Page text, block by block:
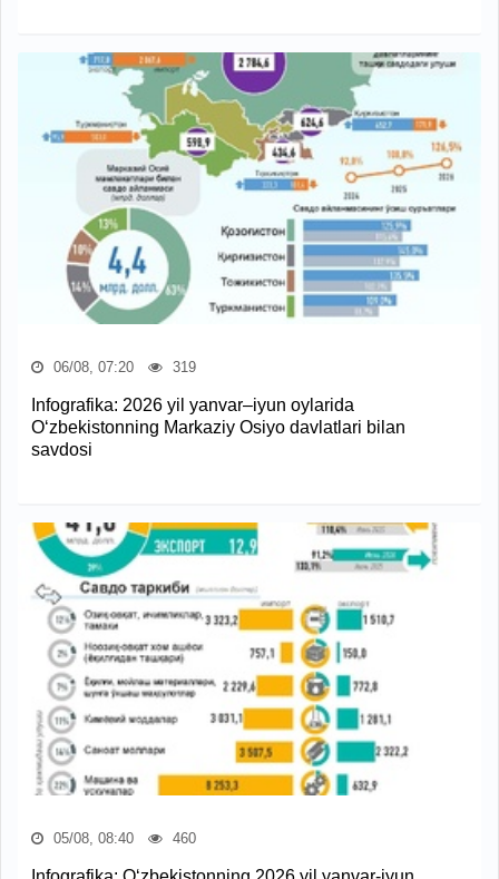
06/08, 07:20 319
Infografika: 2026 yil yanvar–iyun oylarida
O‘zbekistonning Markaziy Osiyo davlatlari bilan
savdosi
05/08, 08:40 460